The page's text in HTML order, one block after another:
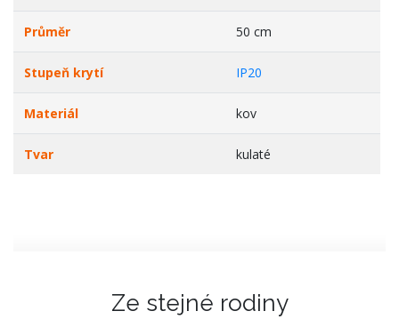
Průměr 50 cm
Stupeň krytí IP20
Materiál kov
Tvar kulaté
Ze stejné rodiny